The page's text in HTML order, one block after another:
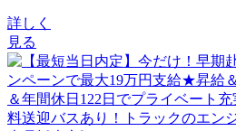
詳しく
見る